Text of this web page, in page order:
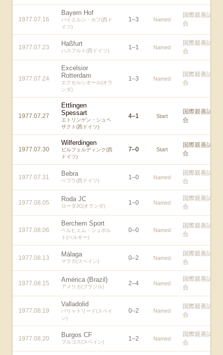
1977.07.16
Bayern Hof
バイエルン・ホフ(西ド
イツ)
1–3 Named
国際親善試
合
1977.07.23 Haßfurt
ハスフルト(西ドイツ) 1–1 Named
国際親善試
合
1977.07.24
Excelsior
Rotterdam
エクセルシオール(オラ
ンダ)
1–3 Named
国際親善試
合
1977.07.27
Ettlingen
Spessart
エトリンゲン・シュペ
ザクト(西ドイツ)
4–1 Start
国際親善試
合
1977.07.30
Wilferdingen
ビルフェルディンク(西
ドイツ)
7–0 Start
国際親善試
合
1977.07.31 Bebra
ベブラ(西ドイツ) 1–0 Named
国際親善試
合
1977.08.05 Roda JC
ローダJC(オランダ) 1–0 Named
国際親善試
合
1977.08.06
Berchem Sport
ベルヒェム・シュポル
ト(ベルギー)
0–0 Named
国際親善試
合
1977.08.13 Málaga
マラガ(スペイン) 0–2 Named
国際親善試
合
1977.08.15 América (Brazil)
アメリカ(ブラジル) 2–4 Named
国際親善試
合
1977.08.19
Valladolid
バリャドリード(スペイ
ン)
0–2 Named
国際親善試
合
1977.08.20 Burgos CF
ブルゴス(スペイン) 1–2 Named
国際親善試
合